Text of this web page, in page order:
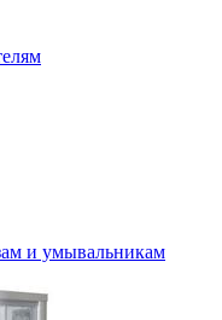
и умывальникам